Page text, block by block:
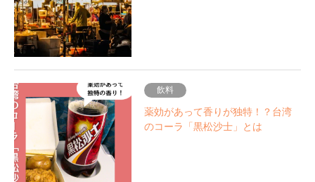
飲料
薬効があって香りが独特！？台湾
のコーラ「黒松沙士」とは